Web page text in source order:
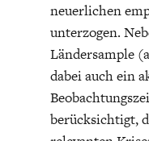
DIE
neuerlichen
unterzogen.
Ländersample
dabei auch ein
berücksichtigt,